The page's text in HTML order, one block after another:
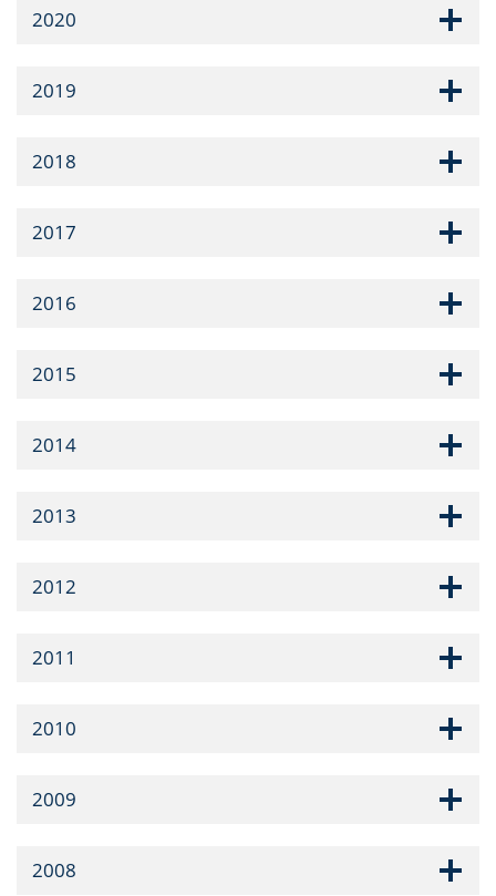
2020
2019
2018
2017
2016
2015
2014
2013
2012
2011
2010
2009
2008